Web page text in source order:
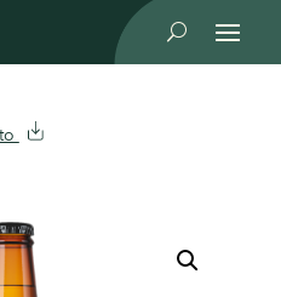
U